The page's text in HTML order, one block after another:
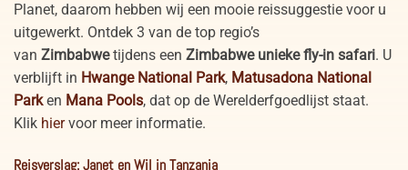
Planet, daarom hebben wij een mooie reissuggestie voor u
uitgewerkt. Ontdek 3 van de top regio’s
van Zimbabwetijdens een Zimbabwe unieke fly-in safari. U
verblijft in Hwange National Park, Matusadona National
Parken Mana Pools, dat op de Werelderfgoedlijst staat.
Klik hiervoor meer informatie.
Reisverslag: Janet en Wil in Tanzania